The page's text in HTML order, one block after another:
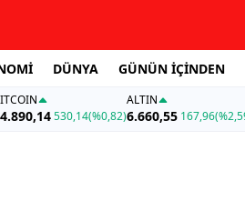
DÜNYA GÜNÜN İÇİNDEN
530,14(%0,82)
ALTIN
6.660,55 167,96